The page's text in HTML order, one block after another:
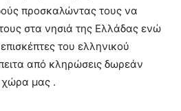
προσκαλώντας τους να
στα νησιά της Ελλάδας ενώ
του ελληνικού
από κληρώσεις δωρεάν
χώρα μας .